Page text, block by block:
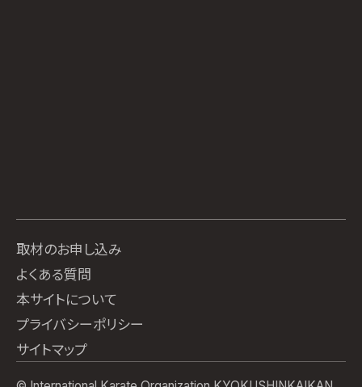
取材のお申し込み
よくある質問
本サイトについて
プライバシーポリシー
サイトマップ